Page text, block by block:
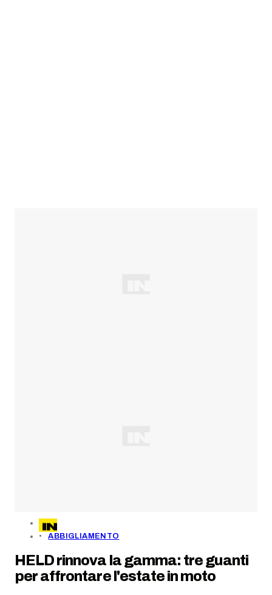
ABBIGLIAMENTO
HELD rinnova la gamma: tre guanti
per affrontare l'estate in moto